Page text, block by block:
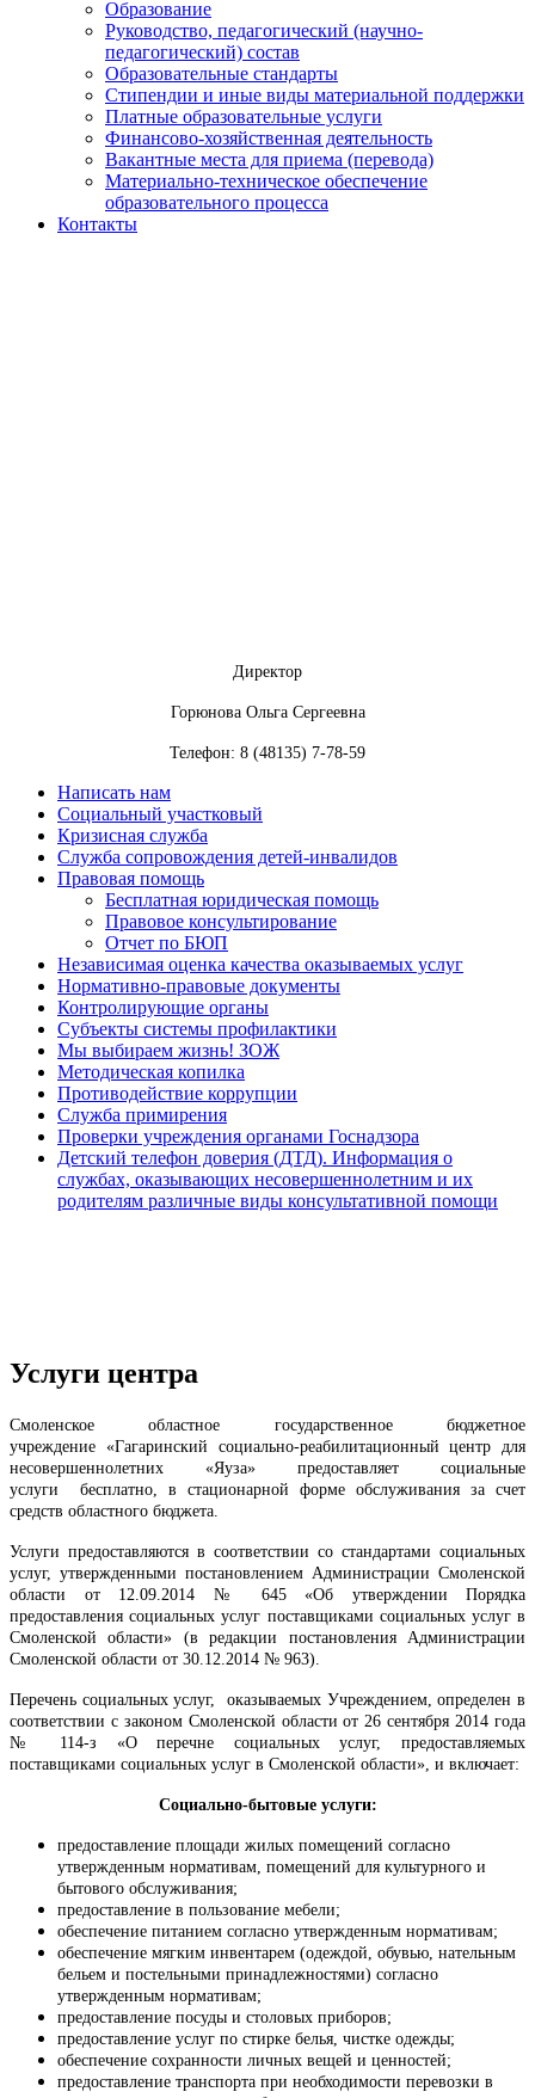
Образование
Руководство, педагогический (научно-
педагогический) состав
Образовательные стандарты
Стипендии и иные виды материальной поддержки
Платные образовательные услуги
Финансово-хозяйственная деятельность
Вакантные места для приема (перевода)
Материально-техническое обеспечение
образовательного процесса
Контакты
Директор
Горюнова Ольга Сергеевна
Телефон: 8 (48135) 7-78-59
Написать нам
Социальный участковый
Кризисная служба
Служба сопровождения детей-инвалидов
Правовая помощь
Бесплатная юридическая помощь
Правовое консультирование
Отчет по БЮП
Независимая оценка качества оказываемых услуг
Нормативно-правовые документы
Контролирующие органы
Субъекты системы профилактики
Мы выбираем жизнь! ЗОЖ
Методическая копилка
Противодействие коррупции
Служба примирения
Проверки учреждения органами Госнадзора
Детский телефон доверия (ДТД). Информация о
службах, оказывающих несовершеннолетним и их
родителям различные виды консультативной помощи
Услуги центра
Смоленское областное государственное бюджетное
учреждение «Гагаринский социально-реабилитационный центр для
несовершеннолетних «Яуза» предоставляет социальные
услуги
бесплатно, в стационарной форме обслуживания за счет
средств областного бюджета.
Услуги предоставляются в соответствии со стандартами социальных
услуг, утвержденными постановлением Администрации Смоленской
области от 12.09.2014 № 645 «Об утверждении Порядка
предоставления социальных услуг поставщиками социальных услуг в
Смоленской области» (в редакции постановления Администрации
Смоленской области от 30.12.2014 № 963).
Перечень социальных услуг, оказываемых Учреждением, определен в
соответствии с законом Смоленской области от 26 сентября 2014 года
№ 114-з «О перечне социальных услуг, предоставляемых
поставщиками социальных услуг в Смоленской области», и включает:
Социально-бытовые услуги:
предоставление площади жилых помещений согласно
утвержденным нормативам, помещений для культурного и
бытового обслуживания;
предоставление в пользование мебели;
обеспечение питанием согласно утвержденным нормативам;
обеспечение мягким инвентарем (одеждой, обувью, нательным
бельем и постельными принадлежностями) согласно
утвержденным нормативам;
предоставление посуды и столовых приборов;
предоставление услуг по стирке белья, чистке одежды;
обеспечение сохранности личных вещей и ценностей;
предоставление транспорта при необходимости перевозки в